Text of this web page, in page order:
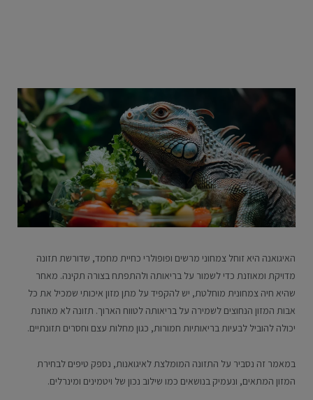
האיגואנה היא זוחל צמחוני מרשים ופופולרי כחיית מחמד, שדורשת תזונה
מדויקת ומאוזנת כדי לשמור על בריאותה ולהתפתח בצורה תקינה. מאחר
שהיא חיה צמחונית מוחלטת, יש להקפיד על מתן מזון איכותי שמכיל את כל
אבות המזון הנחוצים לשמירה על בריאותה לטווח הארוך. תזונה לא מאוזנת
יכולה להוביל לבעיות בריאותיות חמורות, כגון מחלות עצם וחסרים תזונתיים.
במאמר זה נסביר על התזונה המומלצת לאיגואנות, נספק טיפים לבחירת
המזון המתאים, ונעמיק בנושאים כמו שילוב נכון של ויטמינים ומינרלים.